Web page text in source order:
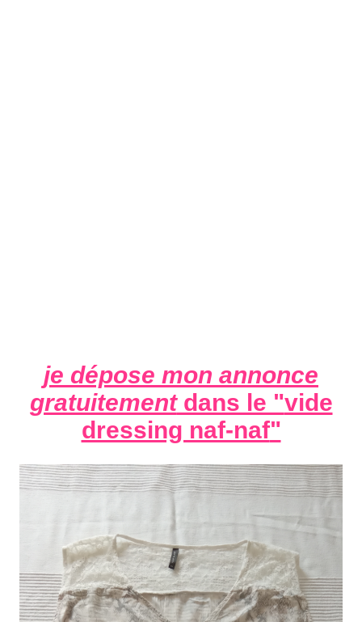
je dépose mon annonce
gratuitementdans le "vide
dressing naf-naf"